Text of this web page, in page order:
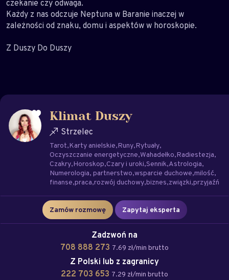
czekanie czy odwaga.
Każdy z nas odczuje Neptuna w Baranie inaczej w
zależności od znaku, domu i aspektów w horoskopie.
Z Duszy Do Duszy
Klimat Duszy
Strzelec
Tarot Karty anielskie Runy Rytuały
Oczyszczanie energetyczne Wahadełko Radiestezja
Czakry Horoskop Czary i uroki Sennik Astrologia
Numerologia partnerstwo wsparcie duchowe milość
finanse praca rozwój duchowy biznes związki przyjaźń
Zamów rozmowę Zapytaj eksperta
Zadzwoń na
708 888 273 7.69 zł/min brutto
Z Polski lub z zagranicy
222 703 653 7.29 zł/min brutto